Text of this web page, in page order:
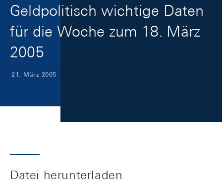
Geldpolitisch wichtige Daten
für die Woche zum 18. März
2005
21. März 2005
Datei herunterladen